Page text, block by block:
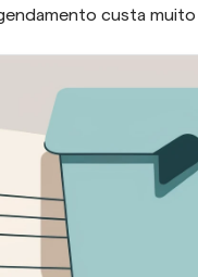
custa muito